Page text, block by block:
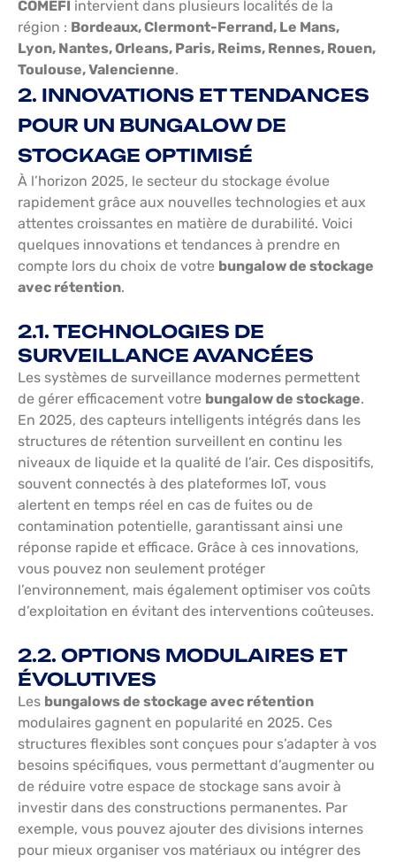
COMEFI intervient dans plusieurs localités de la
région : Bordeaux, Clermont-Ferrand, Le Mans,
Lyon, Nantes, Orleans, Paris, Reims, Rennes, Rouen,
Toulouse, Valencienne.
2. INNOVATIONS ET TENDANCES
POUR UN BUNGALOW DE
STOCKAGE OPTIMISÉ
À l’horizon 2025, le secteur du stockage évolue
rapidement grâce aux nouvelles technologies et aux
attentes croissantes en matière de durabilité. Voici
quelques innovations et tendances à prendre en
compte lors du choix de votre bungalow de stockage
avec rétention.
2.1. TECHNOLOGIES DE
SURVEILLANCE AVANCÉES
Les systèmes de surveillance modernes permettent
de gérer efficacement votre bungalow de stockage.
En 2025, des capteurs intelligents intégrés dans les
structures de rétention surveillent en continu les
niveaux de liquide et la qualité de l’air. Ces dispositifs,
souvent connectés à des plateformes IoT, vous
alertent en temps réel en cas de fuites ou de
contamination potentielle, garantissant ainsi une
réponse rapide et efficace. Grâce à ces innovations,
vous pouvez non seulement protéger
l’environnement, mais également optimiser vos coûts
d’exploitation en évitant des interventions coûteuses.
2.2. OPTIONS MODULAIRES ET
ÉVOLUTIVES
Les bungalows de stockage avec rétention
modulaires gagnent en popularité en 2025. Ces
structures flexibles sont conçues pour s’adapter à vos
besoins spécifiques, vous permettant d’augmenter ou
de réduire votre espace de stockage sans avoir à
investir dans des constructions permanentes. Par
exemple, vous pouvez ajouter des divisions internes
pour mieux organiser vos matériaux ou intégrer des